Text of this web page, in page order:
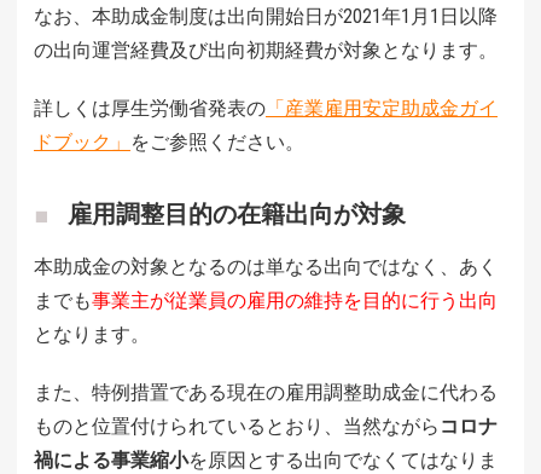
なお、本助成金制度は出向開始日が2021年1月1日以降
の出向運営経費及び出向初期経費が対象となります。
詳しくは厚生労働省発表の 「産業雇用安定助成金ガイ
ドブック」 をご参照ください。
雇用調整目的の在籍出向が対象
本助成金の対象となるのは単なる出向ではなく、あく
までも事業主が従業員の雇用の維持を目的に行う出向
となります。
また、特例措置である現在の雇用調整助成金に代わる
ものと位置付けられているとおり、当然ながら コロナ
禍による事業縮小を原因とする出向でなくてはなりま